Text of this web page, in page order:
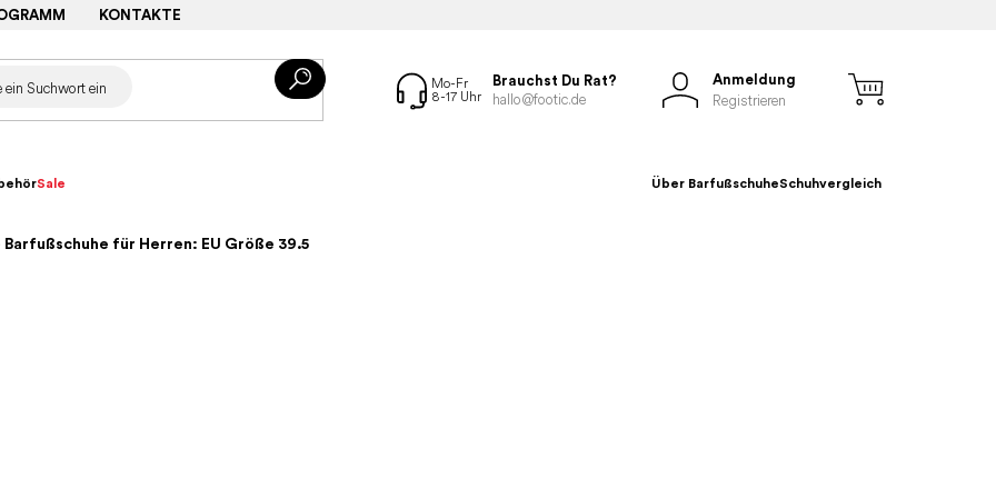
KONTAKTE
Brauchst Du Rat?
hallo@footic.de
Anmeldung
Registrieren
Sale Über BarfußschuheSchuhvergleich
für Herren: EU Größe 39.5